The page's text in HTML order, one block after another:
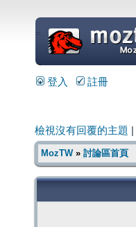
=
登入 註冊
檢視沒有回覆的主題
MozTW» 討論區首頁